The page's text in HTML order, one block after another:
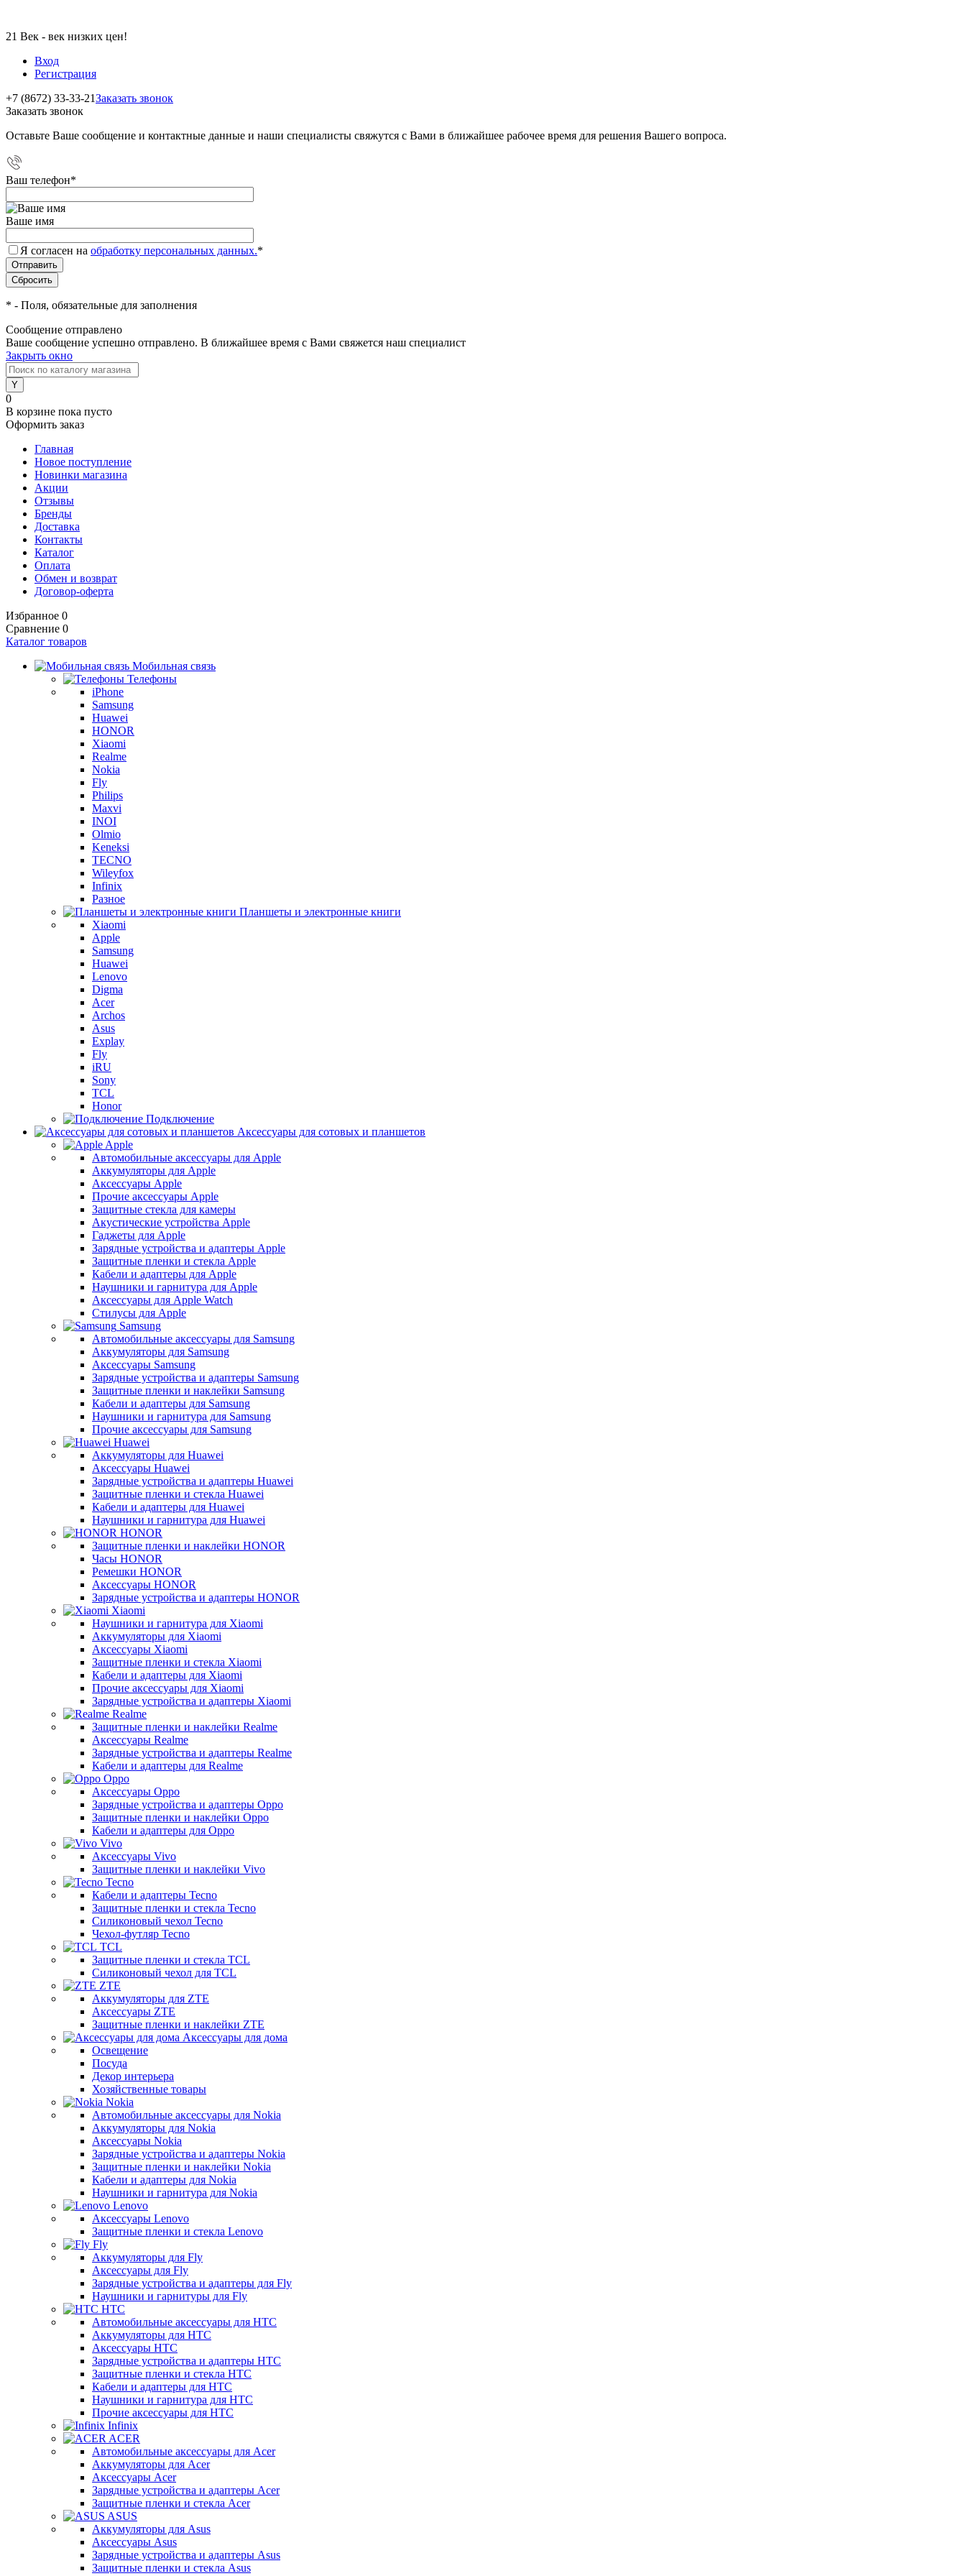
21 Век - век низких цен!
Вход
Регистрация
+7 (8672) 33-33-21Заказать звонок
Заказать звонок
Оставьте Ваше сообщение и контактные данные и наши специалисты свяжутся с Вами в ближайшее рабочее время для решения Вашего вопроса.
Ваш телефон*
Ваше имя
Я согласен на обработку персональных данных.*
* - Поля, обязательные для заполнения
Сообщение отправлено
Ваше сообщение успешно отправлено. В ближайшее время с Вами свяжется наш специалист
Закрыть окно
0
В корзине пока пусто
Оформить заказ
Главная
Новое поступление
Новинки магазина
Акции
Отзывы
Бренды
Доставка
Контакты
Каталог
Оплата
Обмен и возврат
Договор-оферта
Избранное 0
Сравнение 0
Каталог товаров
Мобильная связь
Телефоны
iPhone
Samsung
Huawei
HONOR
Xiaomi
Realme
Nokia
Fly
Philips
Maxvi
INOI
Olmio
Keneksi
TECNO
Wileyfox
Infinix
Разное
Планшеты и электронные книги
Xiaomi
Apple
Samsung
Huawei
Lenovo
Digma
Acer
Archos
Asus
Explay
Fly
iRU
Sony
TCL
Honor
Подключение
Аксессуары для сотовых и планшетов
Apple
Автомобильные аксессуары для Apple
Аккумуляторы для Apple
Аксессуары Apple
Прочие аксессуары Apple
Защитные стекла для камеры
Акустические устройства Apple
Гаджеты для Apple
Зарядные устройства и адаптеры Apple
Защитные пленки и стекла Apple
Кабели и адаптеры для Apple
Наушники и гарнитура для Apple
Аксессуары для Apple Watch
Стилусы для Apple
Samsung
Автомобильные аксессуары для Samsung
Аккумуляторы для Samsung
Аксессуары Samsung
Зарядные устройства и адаптеры Samsung
Защитные пленки и наклейки Samsung
Кабели и адаптеры для Samsung
Наушники и гарнитура для Samsung
Прочие аксессуары для Samsung
Huawei
Аккумуляторы для Huawei
Аксессуары Huawei
Зарядные устройства и адаптеры Huawei
Защитные пленки и стекла Huawei
Кабели и адаптеры для Huawei
Наушники и гарнитура для Huawei
HONOR
Защитные пленки и наклейки HONOR
Часы HONOR
Ремешки HONOR
Аксессуары HONOR
Зарядные устройства и адаптеры HONOR
Xiaomi
Наушники и гарнитура для Xiaomi
Аккумуляторы для Xiaomi
Аксессуары Xiaomi
Защитные пленки и стекла Xiaomi
Кабели и адаптеры для Xiaomi
Прочие аксессуары для Xiaomi
Зарядные устройства и адаптеры Xiaomi
Realme
Защитные пленки и наклейки Realme
Аксессуары Realme
Зарядные устройства и адаптеры Realme
Кабели и адаптеры для Realme
Oppo
Аксессуары Oppo
Зарядные устройства и адаптеры Oppo
Защитные пленки и наклейки Oppo
Кабели и адаптеры для Oppo
Vivo
Аксессуары Vivo
Защитные пленки и наклейки Vivo
Tecno
Кабели и адаптеры Tecno
Защитные пленки и стекла Tecno
Силиконовый чехол Tecno
Чехол-футляр Tecno
TCL
Защитные пленки и стекла TCL
Силиконовый чехол для TCL
ZTE
Аккумуляторы для ZTE
Аксессуары ZTE
Защитные пленки и наклейки ZTE
Аксессуары для дома
Освещение
Посуда
Декор интерьера
Хозяйственные товары
Nokia
Автомобильные аксессуары для Nokia
Аккумуляторы для Nokia
Аксессуары Nokia
Зарядные устройства и адаптеры Nokia
Защитные пленки и наклейки Nokia
Кабели и адаптеры для Nokia
Наушники и гарнитура для Nokia
Lenovo
Аксессуары Lenovo
Защитные пленки и стекла Lenovo
Fly
Аккумуляторы для Fly
Аксессуары для Fly
Зарядные устройства и адаптеры для Fly
Наушники и гарнитуры для Fly
HTC
Автомобильные аксессуары для HTC
Аккумуляторы для HTC
Аксессуары HTC
Зарядные устройства и адаптеры HTC
Защитные пленки и стекла HTC
Кабели и адаптеры для HTC
Наушники и гарнитура для HTC
Прочие аксессуары для HTC
Infinix
ACER
Автомобильные аксессуары для Acer
Аккумуляторы для Acer
Аксессуары Acer
Зарядные устройства и адаптеры Acer
Защитные пленки и стекла Acer
ASUS
Аккумуляторы для Asus
Аксессуары Asus
Зарядные устройства и адаптеры Asus
Защитные пленки и стекла Asus